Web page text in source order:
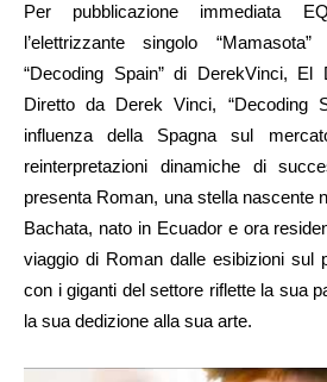
Per pubblicazione immediata
l’elettrizzante singolo
“Decoding Spain” di DerekVinci, El
Diretto da Derek Vinci, “Decoding
influenza della Spagna sul
reinterpretazioni dinamiche di
presenta Roman, una stella nascente
Bachata, nato in Ecuador e ora
viaggio di Roman dalle esibizioni sul
con i giganti del settore riflette la sua
la sua dedizione alla sua arte.